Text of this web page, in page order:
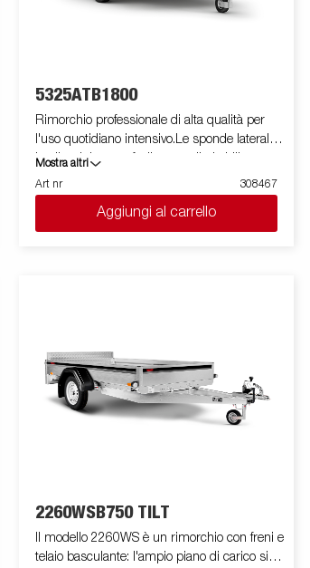
barra luci posteriore è facilmente amovibile,
5325ATB1800
Rimorchio professionale di alta qualità per
l'uso quotidiano intensivo.Le sponde laterali
in alluminio sono facilmente ribaltabili e
rimovibili, il che aumenta le sue possibilità di
utilizzo, trasformandolo da rimorchio
cassonato a pianale. I punti di fissaggio ( max
400 kg carico/per anello)sono perfetti per
Mostra altri
Art nr
308467
Aggiungi al carrello
2260WSB750 TILT
Il modello 2260WS è un rimorchio con freni e
telaio basculante: l'ampio piano di carico si